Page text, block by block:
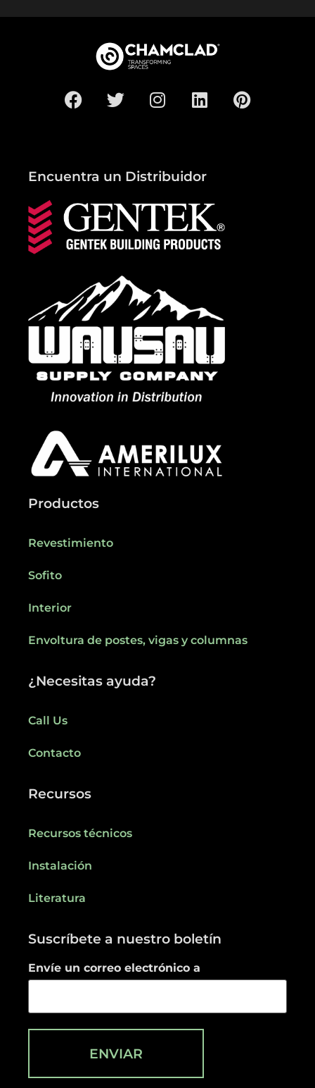
Encuentra un Distribuidor
Productos
Revestimiento
Sofito
Interior
Envoltura de postes, vigas y columnas
¿Necesitas ayuda?
Call Us
Contacto
Recursos
Recursos técnicos
Instalación
Literatura
Suscríbete a nuestro boletín
Envíe un correo electrónico a
ENVIAR